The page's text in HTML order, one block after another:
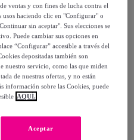
14/08
ventas y con fines de lucha contra el
usos haciendo clic en "Configurar" o
sin aceptar". Sus elecciones se
Puede cambiar sus opciones en
“Configurar” accesible a través del
depositadas también son
nuestro servicio, como las que miden
de nuestras ofertas, y no están
información sobre las Cookies, puede
AQUÍ.
Aceptar